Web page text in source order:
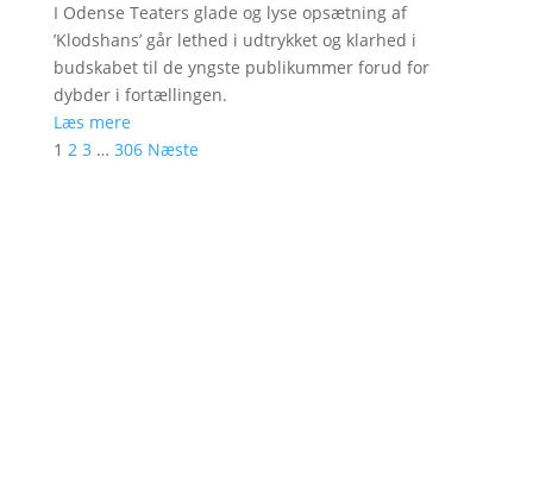
I Odense Teaters glade og lyse opsætning af
’Klodshans’ går lethed i udtrykket og klarhed i
budskabet til de yngste publikummer forud for
dybder i fortællingen.
Læs mere
1 2 3 … 306 Næste